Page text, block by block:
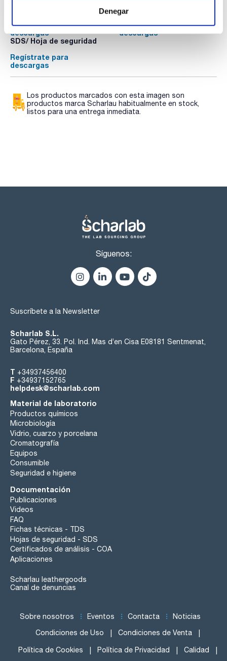
Denegar
Regístrate para
descargas
COA
Regístrate para
descargas
SDS/ Hoja de seguridad
Regístrate para
descargas
Los productos marcados con esta imagen son
productos marca Scharlau habitualmente en stock,
listos para una entrega inmediata.
Síguenos:
Suscríbete a la Newsletter
Scharlab S.L.
Gato Pérez, 33. Pol. Ind. Mas d’en Cisa E08181 Sentmenat,
Barcelona, España
T +34937456400
F +34937152765
helpdesk@scharlab.com
Material de laboratorio
Productos químicos
Microbiología
Vidrio, cuarzo y porcelana
Cromatografía
Equipos
Consumible
Seguridad e higiene
Documentación
Publicaciones
Videos
FAQ
Fichas técnicas - TDS
Hojas de seguridad - SDS
Certificados de análisis - COA
Aplicaciones
Scharlau leathergoods
Canal de denuncias
Sobre nosotros Eventos Contacta Noticias
Condiciones de Uso Condiciones de Venta
Política de Cookies Política de Privacidad Calidad